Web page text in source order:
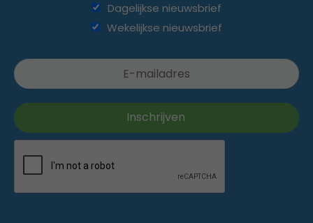
Dagelijkse nieuwsbrief
Wekelijkse nieuwsbrief